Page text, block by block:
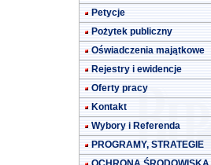
Petycje
Pożytek publiczny
Oświadczenia majątkowe
Rejestry i ewidencje
Oferty pracy
Kontakt
Wybory i Referenda
PROGRAMY, STRATEGIE